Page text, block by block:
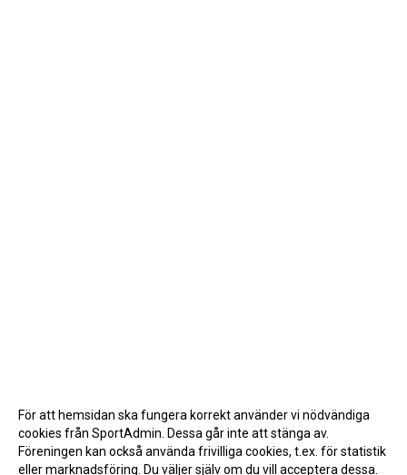
För att hemsidan ska fungera korrekt använder vi nödvändiga
cookies från SportAdmin. Dessa går inte att stänga av.
Föreningen kan också använda frivilliga cookies, t.ex. för statistik
eller marknadsföring. Du väljer själv om du vill acceptera dessa.